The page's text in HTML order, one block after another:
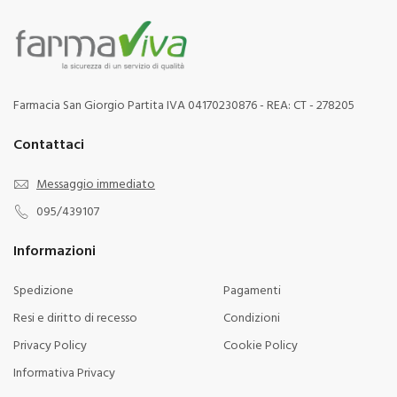
Farmacia San Giorgio Partita IVA 04170230876 - REA: CT - 278205
Contattaci
Messaggio immediato
095/439107
Informazioni
Spedizione
Pagamenti
Resi e diritto di recesso
Condizioni
Privacy Policy
Cookie Policy
Informativa Privacy